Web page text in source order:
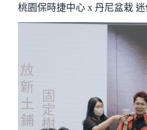
桃園保時捷中心 x 丹尼盆栽